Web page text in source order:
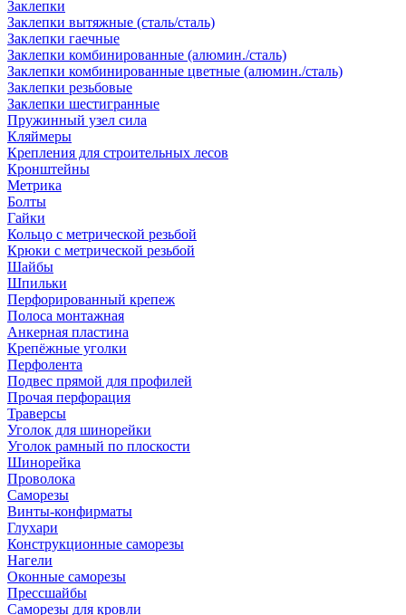
Заклепки
Заклепки вытяжные (сталь/сталь)
Заклепки гаечные
Заклепки комбинированные (алюмин./сталь)
Заклепки комбинированные цветные (алюмин./сталь)
Заклепки резьбовые
Заклепки шестигранные
Пружинный узел сила
Кляймеры
Крепления для строительных лесов
Кронштейны
Метрика
Болты
Гайки
Кольцо с метрической резьбой
Крюки с метрической резьбой
Шайбы
Шпильки
Перфорированный крепеж
Полоса монтажная
Анкерная пластина
Крепёжные уголки
Перфолента
Подвес прямой для профилей
Прочая перфорация
Траверсы
Уголок для шинорейки
Уголок рамный по плоскости
Шинорейка
Проволока
Саморезы
Винты-конфирматы
Глухари
Конструкционные саморезы
Нагели
Оконные саморезы
Прессшайбы
Саморезы для кровли